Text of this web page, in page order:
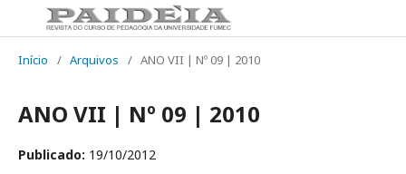
Início / Arquivos / ANO VII | Nº 09 | 2010
ANO VII | Nº 09 | 2010
Publicado: 19/10/2012